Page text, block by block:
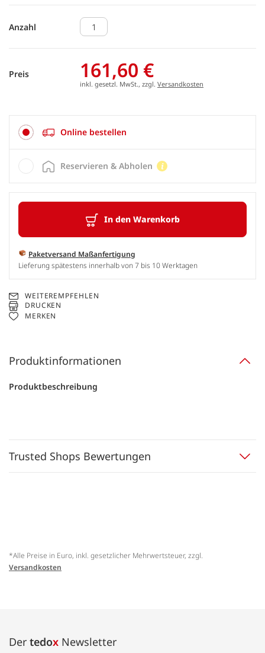
Anzahl
Preis 161,60 €
inkl. gesetzl. MwSt., zzgl. Versandkosten
Online bestellen
In den Warenkorb
Paketversand Maßanfertigung
Lieferung spätestens innerhalb von 7 bis 10 Werktagen
Reservieren & Abholen
WEITEREMPFEHLEN
DRUCKEN
MERKEN
Produktinformationen
Produktbeschreibung
Trusted Shops Bewertungen
*Alle Preise in Euro, inkl. gesetzlicher Mehrwertsteuer, zzgl.
Versandkosten
Der tedox Newsletter